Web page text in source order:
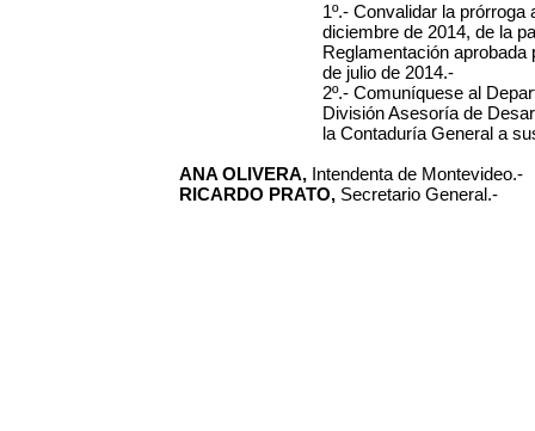
1º.- Convalidar la prórroga
diciembre de 2014, de la
Reglamentación aprobada
de julio de 2014.-
2º.- Comuníquese al
División Asesoría de
la Contaduría General a
ANA OLIVERA, Intendenta de Montevideo.-
RICARDO PRATO, Secretario General.-